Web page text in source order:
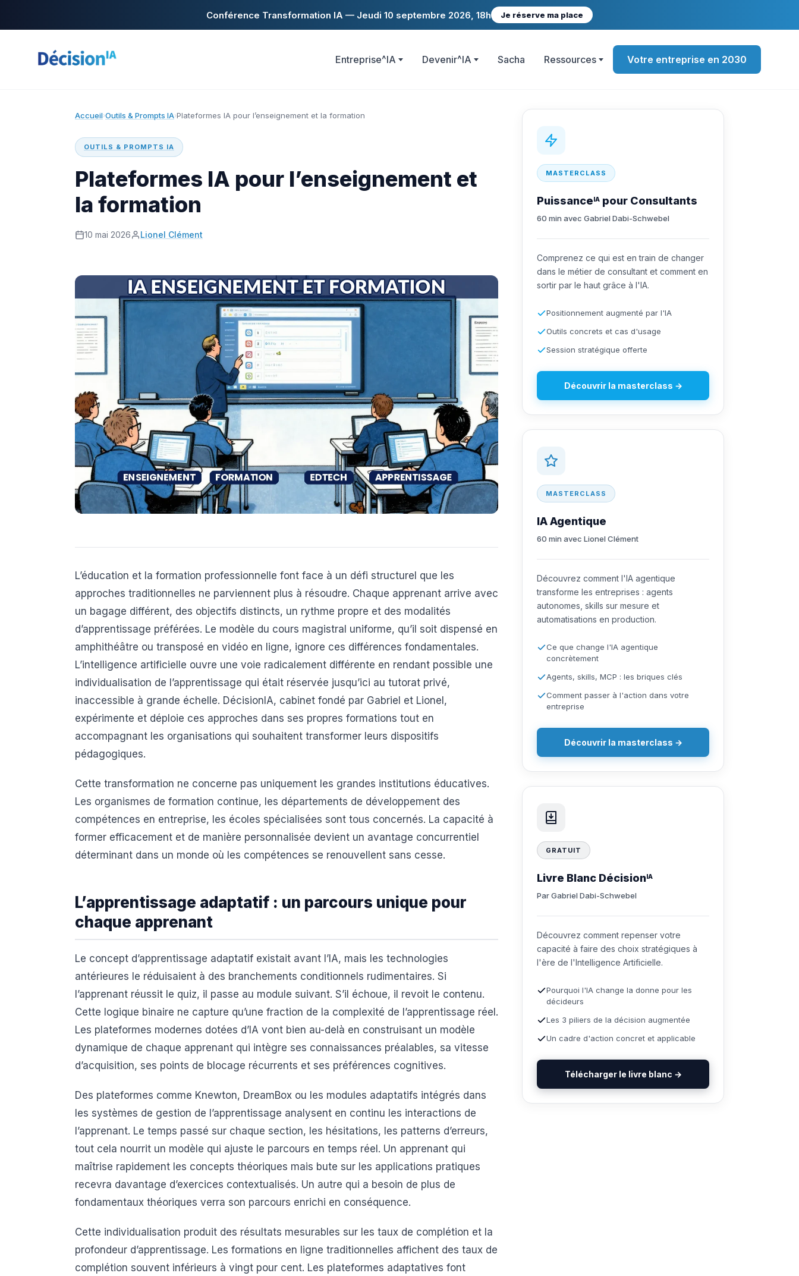
Conférence Transformation IA — Jeudi 10 septembre 2026, 18h Je réserve ma place
Entreprise^IA Devenir^IA Sacha Ressources Votre entreprise en 2030
Accueil›Outils & Prompts IA›Plateformes IA pour l’enseignement et la formation
OUTILS & PROMPTS IA
Plateformes IA pour l’enseignement et
la formation
10 mai 2026 Lionel Clément
L’éducation et la formation professionnelle font face à un défi structurel que les
approches traditionnelles ne parviennent plus à résoudre. Chaque apprenant arrive avec
un bagage différent, des objectifs distincts, un rythme propre et des modalités
d’apprentissage préférées. Le modèle du cours magistral uniforme, qu’il soit dispensé en
amphithéâtre ou transposé en vidéo en ligne, ignore ces différences fondamentales.
L’intelligence artificielle ouvre une voie radicalement différente en rendant possible une
individualisation de l’apprentissage qui était réservée jusqu’ici au tutorat privé,
inaccessible à grande échelle. DécisionIA, cabinet fondé par Gabriel et Lionel,
expérimente et déploie ces approches dans ses propres formations tout en
accompagnant les organisations qui souhaitent transformer leurs dispositifs
pédagogiques.
Cette transformation ne concerne pas uniquement les grandes institutions éducatives.
Les organismes de formation continue, les départements de développement des
compétences en entreprise, les écoles spécialisées sont tous concernés. La capacité à
former efficacement et de manière personnalisée devient un avantage concurrentiel
déterminant dans un monde où les compétences se renouvellent sans cesse.
L’apprentissage adaptatif : un parcours unique pour
chaque apprenant
Le concept d’apprentissage adaptatif existait avant l’IA, mais les technologies
antérieures le réduisaient à des branchements conditionnels rudimentaires. Si
l’apprenant réussit le quiz, il passe au module suivant. S’il échoue, il revoit le contenu.
Cette logique binaire ne capture qu’une fraction de la complexité de l’apprentissage réel.
Les plateformes modernes dotées d’IA vont bien au-delà en construisant un modèle
dynamique de chaque apprenant qui intègre ses connaissances préalables, sa vitesse
d’acquisition, ses points de blocage récurrents et ses préférences cognitives.
Des plateformes comme Knewton, DreamBox ou les modules adaptatifs intégrés dans
les systèmes de gestion de l’apprentissage analysent en continu les interactions de
l’apprenant. Le temps passé sur chaque section, les hésitations, les patterns d’erreurs,
tout cela nourrit un modèle qui ajuste le parcours en temps réel. Un apprenant qui
maîtrise rapidement les concepts théoriques mais bute sur les applications pratiques
recevra davantage d’exercices contextualisés. Un autre qui a besoin de plus de
fondamentaux théoriques verra son parcours enrichi en conséquence.
Cette individualisation produit des résultats mesurables sur les taux de complétion et la
profondeur d’apprentissage. Les formations en ligne traditionnelles affichent des taux de
complétion souvent inférieurs à vingt pour cent. Les plateformes adaptatives font
MASTERCLASS
PuissanceIA pour Consultants
60 min avec Gabriel Dabi-Schwebel
Comprenez ce qui est en train de changer
dans le métier de consultant et comment en
sortir par le haut grâce à l'IA.
Positionnement augmenté par l'IA
Outils concrets et cas d'usage
Session stratégique offerte
Découvrir la masterclass →
MASTERCLASS
IA Agentique
60 min avec Lionel Clément
Découvrez comment l'IA agentique
transforme les entreprises : agents
autonomes, skills sur mesure et
automatisations en production.
Ce que change l'IA agentique
concrètement
Agents, skills, MCP : les briques clés
Comment passer à l'action dans votre
entreprise
Découvrir la masterclass →
GRATUIT
Livre Blanc DécisionIA
Par Gabriel Dabi-Schwebel
Découvrez comment repenser votre
capacité à faire des choix stratégiques à
l'ère de l'Intelligence Artificielle.
Pourquoi l'IA change la donne pour les
décideurs
Les 3 piliers de la décision augmentée
Un cadre d'action concret et applicable
Télécharger le livre blanc →